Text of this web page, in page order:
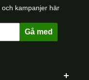
kampanjer här
Gå med